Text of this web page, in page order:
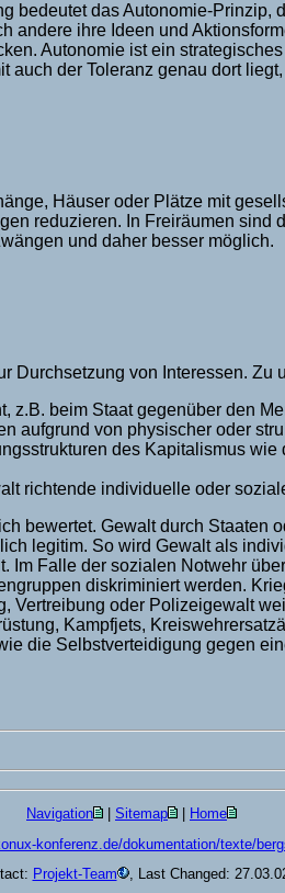
das Autonomie-
ihre Ideen und
Autonomie ist ein
der Toleranz genau dort
Häuser oder Plätze mit
reduzieren. In Freiräumen
und daher besser möglich.
Durchsetzung von Interessen. Zu
beim Staat gegenüber den
aufgrund von physischer oder
des Kapitalismus
richtende individuelle oder
bewertet. Gewalt durch
legitim. So wird Gewalt als
Falle der sozialen Notwehr
diskriminiert werden.
oder Polizeigewalt
Kampfjets,
die Selbstverteidigung gegen
Navigation Sitemap
Home
konferenz.de/dokumentation/texte/
Projekt-Team , Last Changed: